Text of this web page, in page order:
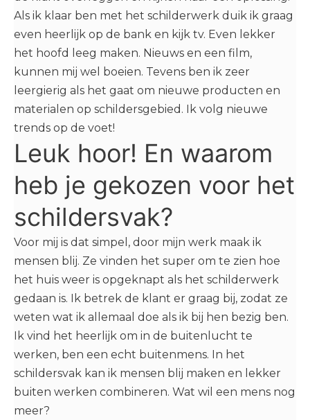
Als ik klaar ben met het schilderwerk duik ik graag
even heerlijk op de bank en kijk tv. Even lekker
het hoofd leeg maken. Nieuws en een film,
kunnen mij wel boeien. Tevens ben ik zeer
leergierig als het gaat om nieuwe producten en
materialen op schildersgebied. Ik volg nieuwe
trends op de voet!
Leuk hoor! En waarom
heb je gekozen voor het
schildersvak?
Voor mij is dat simpel, door mijn werk maak ik
mensen blij. Ze vinden het super om te zien hoe
het huis weer is opgeknapt als het schilderwerk
gedaan is. Ik betrek de klant er graag bij, zodat ze
weten wat ik allemaal doe als ik bij hen bezig ben.
Ik vind het heerlijk om in de buitenlucht te
werken, ben een echt buitenmens. In het
schildersvak kan ik mensen blij maken en lekker
buiten werken combineren. Wat wil een mens nog
meer?